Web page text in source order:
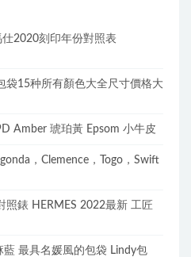
2020刻印年份對照表
袋15种所有顏色大全尺寸價格大
Amber 琥珀黃 Epsom 小牛皮
，Clemence，Togo，Swift
錶 HERMES 2022最新 工匠
最具名媛風的包袋 Lindy包